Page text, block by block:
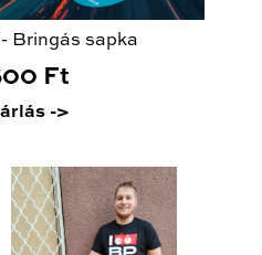
- Bringás sapka
Ft
->